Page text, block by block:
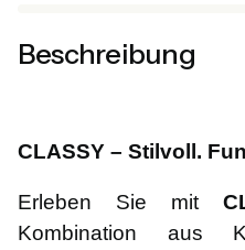
Beschreibung
CLASSY – Stilvoll.
Erleben Sie mit
Kombination aus